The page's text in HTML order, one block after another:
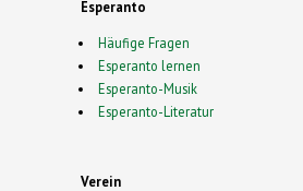
Esperanto
Häufige Fragen
Esperanto lernen
Esperanto-Musik
Esperanto-Literatur
Verein